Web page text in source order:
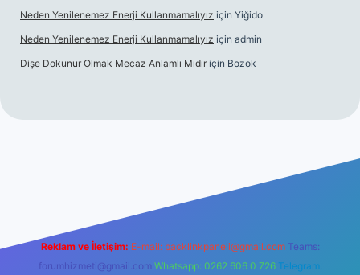
Neden Yenilenemez Enerji Kullanmamalıyız için Yiğido
Neden Yenilenemez Enerji Kullanmamalıyız için admin
Dişe Dokunur Olmak Mecaz Anlamlı Mıdır için Bozok
Reklam ve İletişim: E-mail: backlinkpaneli@gmail.com Teams:
forumhizmeti@gmail.com Whatsapp: 0262 606 0 726 Telegram: